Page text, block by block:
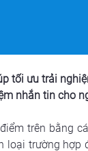
tối ưu trải
nhắn tin cho
trên bằng
loại trường